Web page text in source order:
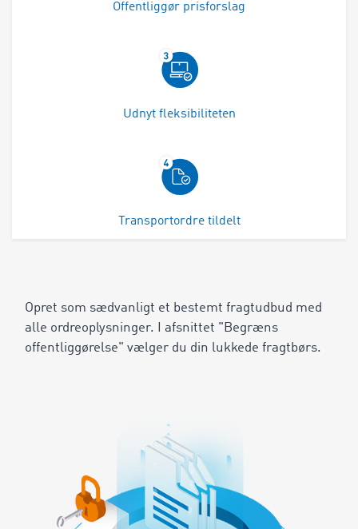
Offentliggør prisforslag
Udnyt fleksibiliteten
Transportordre tildelt
Opret som sædvanligt et bestemt fragtudbud med
alle ordreoplysninger. I afsnittet "Begræns
offentliggørelse" vælger du din lukkede fragtbørs.